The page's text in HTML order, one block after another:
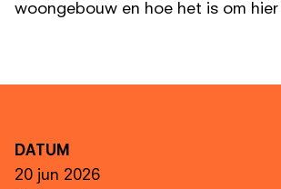
woongebouw en hoe het is om
DATUM
20 jun 2026